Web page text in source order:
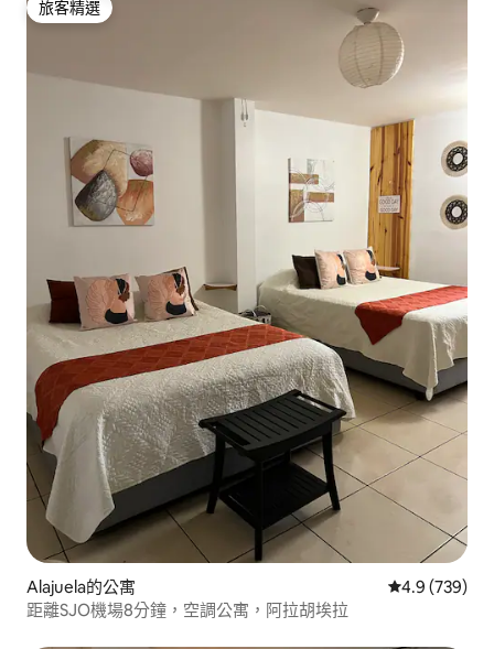
旅客精選
旅客精選
Alajuela的公寓 從 739 則評
4.9 (739)
距離SJO機場8分鐘，空調公寓，阿拉胡埃拉